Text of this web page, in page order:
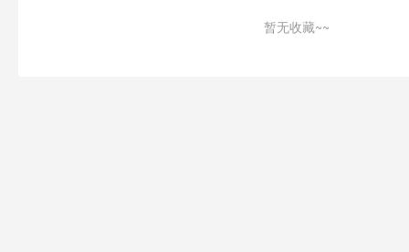
暂无收藏~~